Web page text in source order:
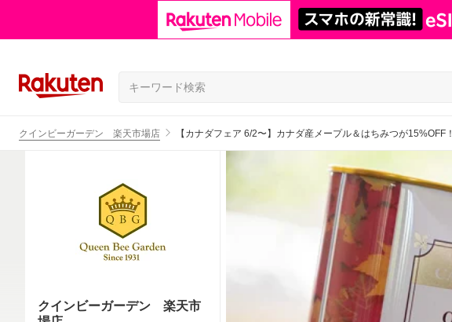
クインビーガーデン 楽天市場店 【カナダフェア 6/2〜】カナダ産メープル＆はちみつが15%OFF！
クインビーガーデン 楽天市